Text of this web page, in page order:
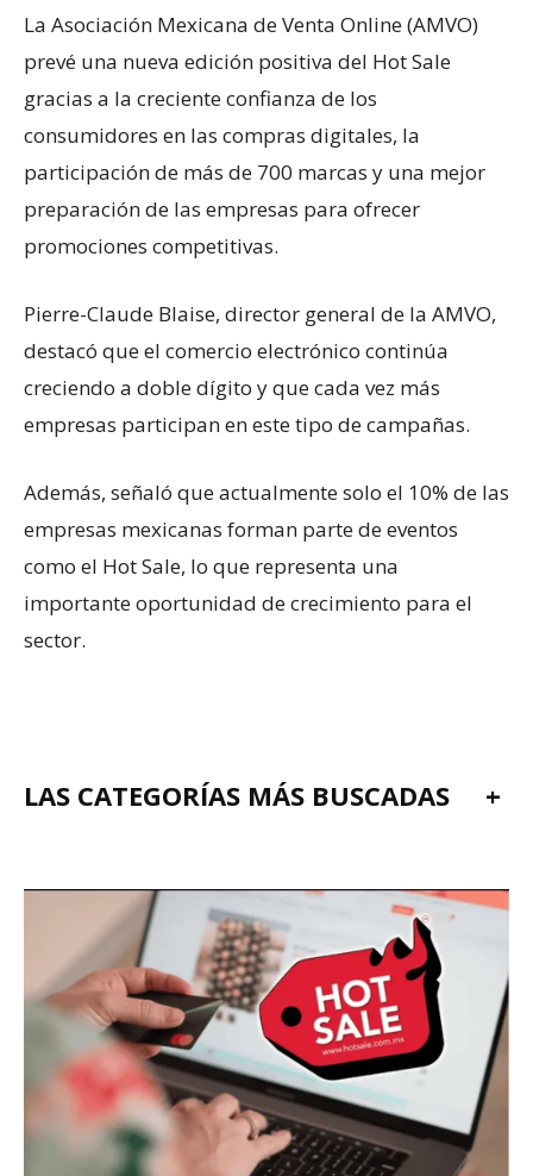
La Asociación Mexicana de Venta Online (AMVO)
prevé una nueva edición positiva del Hot Sale
gracias a la creciente confianza de los
consumidores en las compras digitales, la
participación de más de 700 marcas y una mejor
preparación de las empresas para ofrecer
promociones competitivas.
Pierre-Claude Blaise, director general de la AMVO,
destacó que el comercio electrónico continúa
creciendo a doble dígito y que cada vez más
empresas participan en este tipo de campañas.
Además, señaló que actualmente solo el 10% de las
empresas mexicanas forman parte de eventos
como el Hot Sale, lo que representa una
importante oportunidad de crecimiento para el
sector.
LAS CATEGORÍAS MÁS BUSCADAS +